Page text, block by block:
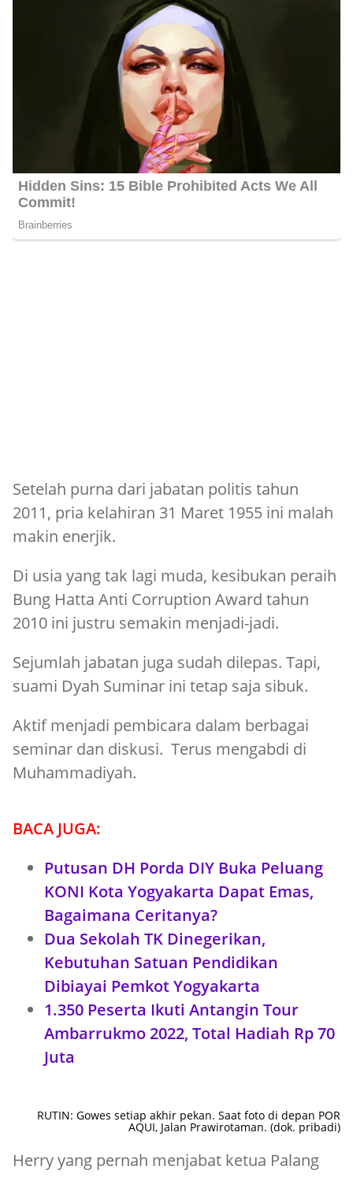
Setelah purna dari jabatan politis tahun
2011, pria kelahiran 31 Maret 1955 ini malah
makin enerjik.
Di usia yang tak lagi muda, kesibukan peraih
Bung Hatta Anti Corruption Award tahun
2010 ini justru semakin menjadi-jadi.
Sejumlah jabatan juga sudah dilepas. Tapi,
suami Dyah Suminar ini tetap saja sibuk.
Aktif menjadi pembicara dalam berbagai
seminar dan diskusi. Terus mengabdi di
Muhammadiyah.
BACA JUGA:
Putusan DH Porda DIY Buka Peluang
KONI Kota Yogyakarta Dapat Emas,
Bagaimana Ceritanya?
Dua Sekolah TK Dinegerikan,
Kebutuhan Satuan Pendidikan
Dibiayai Pemkot Yogyakarta
1.350 Peserta Ikuti Antangin Tour
Ambarrukmo 2022, Total Hadiah Rp 70
Juta
RUTIN: Gowes setiap akhir pekan. Saat foto di depan POR
AQUI, Jalan Prawirotaman. (dok. pribadi)
Herry yang pernah menjabat ketua Palang